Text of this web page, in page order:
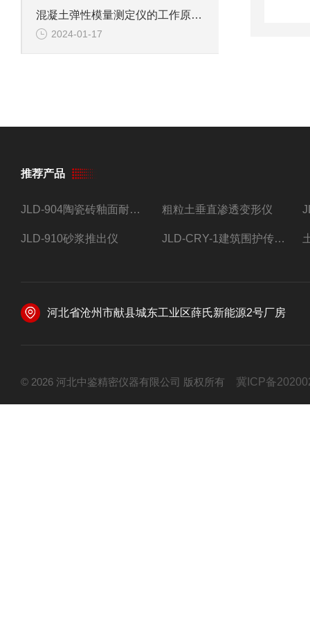
混凝土弹性模量测定仪的工作原理与应用
2024-01-17
推荐产品
JLD-904陶瓷砖釉面耐磨试验仪 粗粒土垂直渗透变形仪
JLD-910砂浆推出仪 JLD-CRY-1建筑围护传热系数现场检测仪仪器
河北省沧州市献县城东工业区薛氏新能源2号厂房
© 2026 河北中鉴精密仪器有限公司 版权所有 冀ICP备